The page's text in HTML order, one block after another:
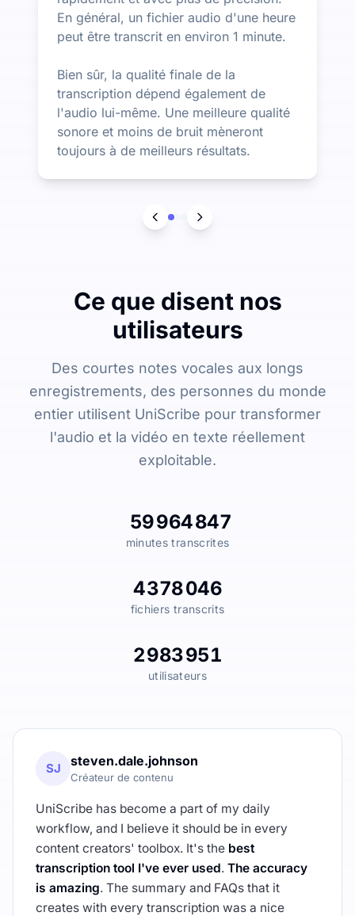
En général, un fichier audio d'une heure
peut être transcrit en environ 1 minute.
Bien sûr, la qualité finale de la
transcription dépend également de
l'audio lui-même. Une meilleure qualité
sonore et moins de bruit mèneront
toujours à de meilleurs résultats.
Ce que disent nos
utilisateurs
Des courtes notes vocales aux longs
enregistrements, des personnes du monde
entier utilisent UniScribe pour transformer
l'audio et la vidéo en texte réellement
exploitable.
59 964 847
minutes transcrites
4 378 046
fichiers transcrits
2 983 951
utilisateurs
SJ steven.dale.johnson
Créateur de contenu
UniScribe has become a part of my daily
workflow, and I believe it should be in every
content creators' toolbox. It's the best
transcription tool I've ever used. The accuracy
is amazing. The summary and FAQs that it
creates with every transcription was a nice